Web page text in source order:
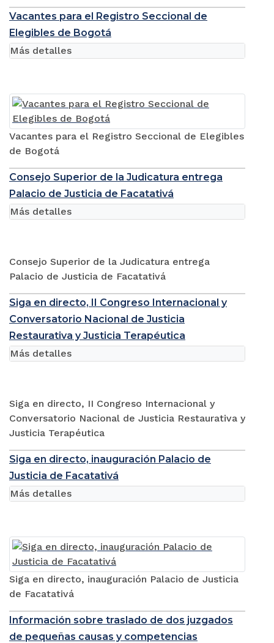
Vacantes para el Registro Seccional de
Elegibles de Bogotá
Vacantes para el Registro Seccional de Elegibles
de Bogotá
Más detalles
Consejo Superior de la Judicatura entrega
Palacio de Justicia de Facatativá
Consejo Superior de la Judicatura entrega
Palacio de Justicia de Facatativá
Más detalles
Siga en directo, II Congreso Internacional y
Conversatorio Nacional de Justicia
Restaurativa y Justicia Terapéutica
Siga en directo, II Congreso Internacional y
Conversatorio Nacional de Justicia Restaurativa y
Justicia Terapéutica
Más detalles
Siga en directo, inauguración Palacio de
Justicia de Facatativá
Siga en directo, inauguración Palacio de Justicia
de Facatativá
Más detalles
Información sobre traslado de dos juzgados
de pequeñas causas y competencias